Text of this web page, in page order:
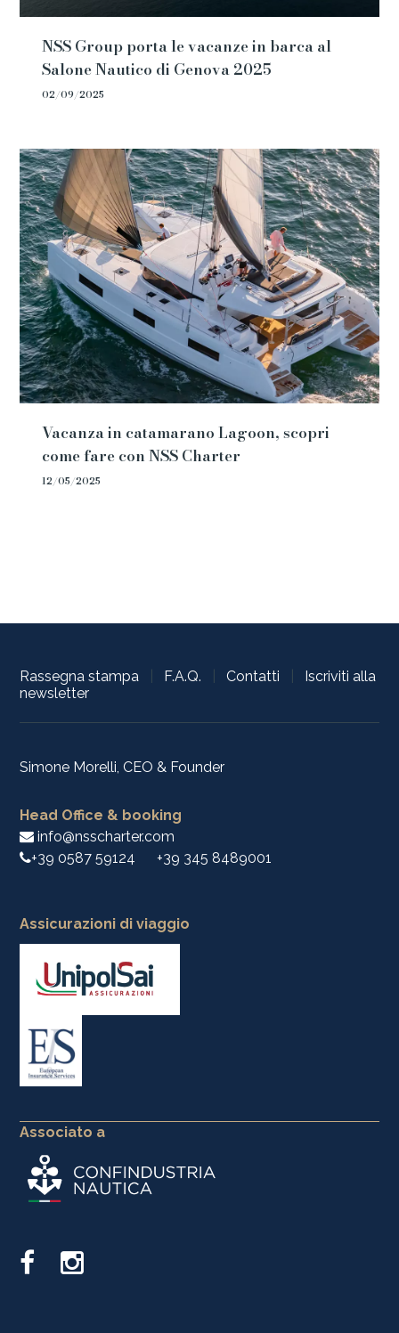
NSS Group porta le vacanze in barca al
Salone Nautico di Genova 2025
02/09/2025
Vacanza in catamarano Lagoon, scopri
come fare con NSS Charter
12/05/2025
Rassegna stampa F.A.Q. Contatti
Iscriviti alla
newsletter
Simone Morelli, CEO & Founder
Head Office & booking
info@nsscharter.com
+39 0587 59124
+39 345 8489001
Assicurazioni di viaggio
Associato a